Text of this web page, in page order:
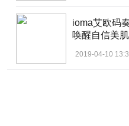
ioma艾欧码
唤醒自信美肌
2019-04-10